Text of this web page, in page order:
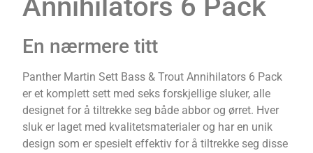
Annihilators 6 Pack
En nærmere titt
Panther Martin Sett Bass & Trout Annihilators 6 Pack
er et komplett sett med seks forskjellige sluker, alle
designet for å tiltrekke seg både abbor og ørret. Hver
sluk er laget med kvalitetsmaterialer og har en unik
design som er spesielt effektiv for å tiltrekke seg disse